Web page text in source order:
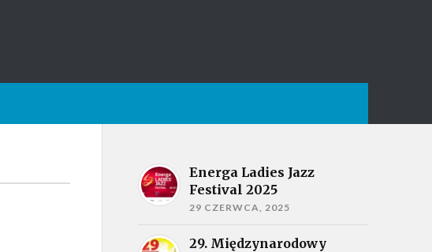
Energa Ladies Jazz
Festival 2025
29 CZERWCA, 2025
29. Międzynarodowy